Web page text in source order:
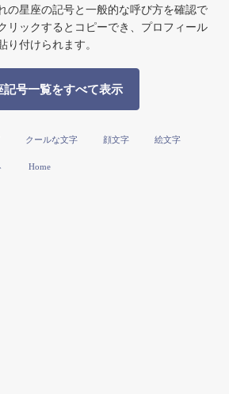
の星座の記号と一般的な呼び方を確認で
リックするとコピーでき、プロフィール
付けられます。
記号一覧をすべて表示
クールな文字 顔文字 絵文字
Home